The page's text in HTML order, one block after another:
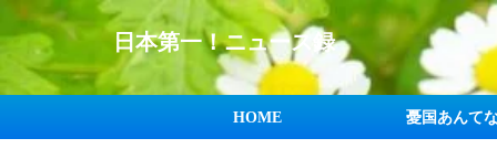
日本第一！ニュース録
HOME 憂国あんて